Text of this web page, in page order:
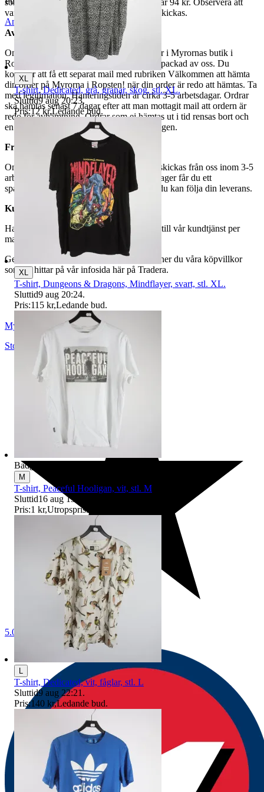
som avslutas samma dag. Samfraktspriset är 94 kr. Observera att
varor märkta endast avhämtning inte kan skickas.
Avhämtning
Om du väljer avhämtning hämtas din order i Myrornas butik i
Ropsten, Kolargatan 2 efter den har blivit packad av oss. Du
kommer att få ett separat mail med rubriken Välkommen att hämta
din order på Myrorna i Ropsten! när din order är redo att hämtas. Ta
med legitimation. Hanteringstiden är cirka 3-5 arbetsdagar. Ordrar
ska hämtas senast 7 dagar efter att man mottagit mail att ordern är
redo för avhämtning. Ordrar som ej hämtas ut i tid rensas bort och
en avgift på 84 kr dras av från återbetalningen.
Frakt
Om du har valt frakt kommer din vara att skickas från oss inom 3-5
arbetsdagar. När din vara har lämnat vårt lager får du ett
spårningsnummer av DSV inom kort där du kan följa din leverans.
Kundservice
Har du frågor eller funderingar hör av dig till vår kundtjänst per
mail:
webbshop@myrorna.se
Genom att buda på våra annonser godkänner du våra köpvillkor
som du hittar på vår infosida här på Tradera.
Anmäl Sälj liknande
Myrorna
Stockholm, Sverige
5.0
XL
T-shirt, Dedicated, grå, granar, skog, stl. XL.
Sluttid9 aug 20:23.
Pris:12 kr,Ledande bud.
XL
T-shirt, Dungeons & Dragons, Mindflayer, svart, stl. XL.
Sluttid9 aug 20:24.
Pris:115 kr,Ledande bud.
Badge på objektet:
M
T-shirt, Peaceful Hooligan, vit, stl. M
Sluttid16 aug 19:03
Pris:1 kr,Utropspris.
T-shirt, Dedicated, vit, fåglar, stl. L
Sluttid9 aug 22:21 .
Pris:140 kr,Ledande bud.